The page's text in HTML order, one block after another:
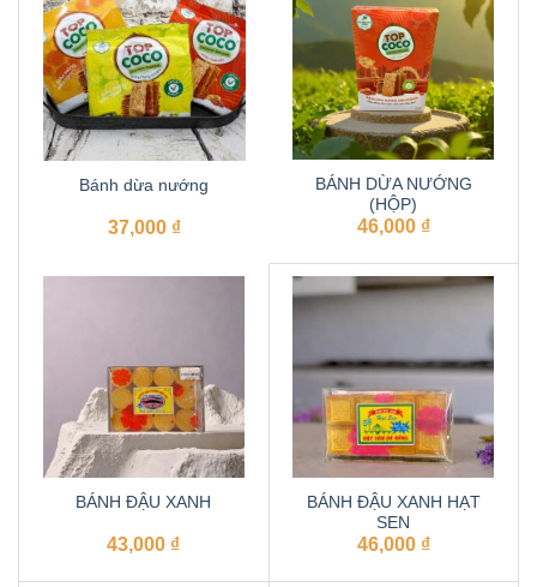
Bánh dừa nướng
37,000 ₫
BÁNH DỪA NƯỚNG
(HỘP)
46,000 ₫
BÁNH ĐẬU XANH
43,000 ₫
BÁNH ĐẬU XANH HẠT
SEN
46,000 ₫